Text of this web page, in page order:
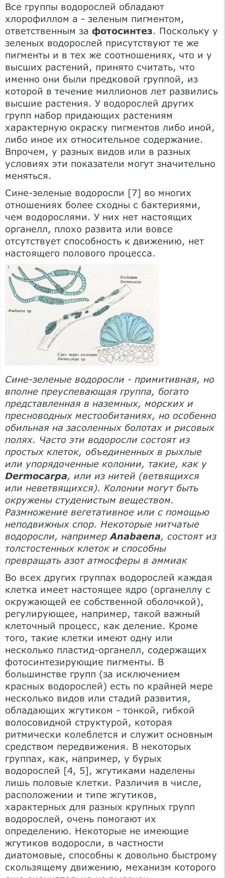
Все группы водорослей обладают
хлорофиллом а - зеленым пигментом,
ответственным за фотосинтез. Поскольку у
зеленых водорослей присутствуют те же
пигменты и в тех же соотношениях, что и у
высших растений, принято считать, что
именно они были предковой группой, из
которой в течение миллионов лет развились
высшие растения. У водорослей других
групп набор придающих растениям
характерную окраску пигментов либо иной,
либо иное их относительное содержание.
Впрочем, у разных видов или в разных
условиях эти показатели могут значительно
меняться.
Сине-зеленые водоросли [7] во многих
отношениях более сходны с бактериями,
чем водорослями. У них нет настоящих
органелл, плохо развита или вовсе
отсутствует способность к движению, нет
настоящего полового процесса.
Сине-зеленые водоросли - примитивная, но
вполне преуспевающая группа, богато
представленная в наземных, морских и
пресноводных местообитаниях, но особенно
обильная на засоленных болотах и рисовых
полях. Часто эти водоросли состоят из
простых клеток, объединенных в рыхлые
или упорядоченные колонии, такие, как у
Dermocarpa, или из нитей (ветвящихся
или неветвящихся). Колонии могут быть
окружены студенистым веществом.
Размножение вегетативное или с помощью
неподвижных спор. Некоторые нитчатые
водоросли, например Anabaena, состоят из
толстостенных клеток и способны
превращать азот атмосферы в аммиак
Во всех других группах водорослей каждая
клетка имеет настоящее ядро (органеллу с
окружающей ее собственной оболочкой),
регулирующее, например, такой важный
клеточный процесс, как деление. Кроме
того, такие клетки имеют одну или
несколько пластид-органелл, содержащих
фотосинтезирующие пигменты. В
большинстве групп (за исключением
красных водорослей) есть по крайней мере
несколько видов или стадий развития,
обладающих жгутиком - тонкой, гибкой
волосовидной структурой, которая
ритмически колеблется и служит основным
средством передвижения. В некоторых
группах, как, например, у бурых
водорослей [4, 5], жгутиками наделены
лишь половые клетки. Различия в числе,
расположении и типе жгутиков,
характерных для разных крупных групп
водорослей, очень помогают их
определению. Некоторые не имеющие
жгутиков водоросли, в частности
диатомовые, способны к довольно быстрому
скользящему движению, механизм которого